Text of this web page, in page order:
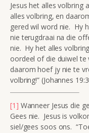
Jesus het alles volbring
alles volbring, en
gered wil word nie. Hy
nie terugdraai na die
nie. Hy het alles
oordeel of die duiwel te
daarom hoef jy nie te
volbring!” (Johannes
[1] Wanneer Jesus die
Gees nie. Jesus is
siel/gees soos ons.